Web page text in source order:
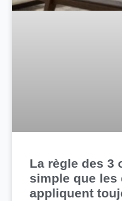
La règle des 3
simple que les
appliquent